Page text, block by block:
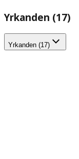
Yrkanden (17)
Yrkanden (17)